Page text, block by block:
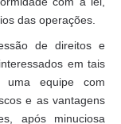
das operações.
de direitos e
em tais
uma equipe com
e as vantagens
após minuciosa